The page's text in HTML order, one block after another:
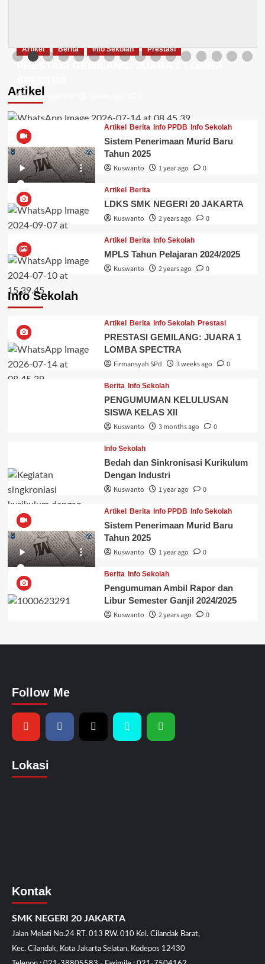
Artikel
Artikel Berita Info Sekolah Prestasi
PRESTASI GEMILANG: JUARA 1 LOMBA
Firmansyah SPd
Artikel Berita Info PPDB Info Sekolah
Sistem Penerimaan Murid Baru
Tahun 2025
Kuswanto
1 year ago 0
Artikel Berita
LDKS SMK NEGERI 20 JAKARTA
Kuswanto
2 years ago 0
Artikel Berita Info Sekolah
MPLS Tahun Pelajaran 2024/2025
Kuswanto
2 years ago 0
Info Sekolah
Artikel Berita Info Sekolah Prestasi
PRESTASI GEMILANG: JUARA 1
LOMBA SPECTRA
Firmansyah SPd
3 weeks ago 0
Berita Info Sekolah
PENGUMUMAN KELULUSAN
SISWA KELAS XII
Kuswanto
3 months ago 0
Info Sekolah
Bedah dan Sinkronisasi Kurikulum
Dengan Industri
Kuswanto
1 year ago 0
Artikel Berita Info PPDB Info Sekolah
Sistem Penerimaan Murid Baru
Tahun 2025
Kuswanto
1 year ago 0
Berita Info Sekolah
Pengumuman Ambil Rapor dan
Libur Semester Ganjil 2024/2025
Kuswanto
2 years ago 0
Follow Me
Lokasi
Kontak
SMK NEGERI 20 JAKARTA
Jalan Melati No.24 RT. 013 RW. 010 Kel. Cilandak Barat,
Kec. Cilandak, Kota Jakarta Selatan, Kodepos 12430